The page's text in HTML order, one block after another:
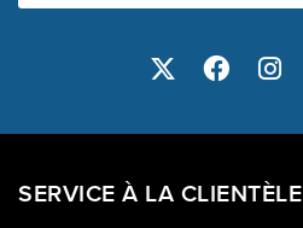
SERVICE À LA CLIENTÈLE